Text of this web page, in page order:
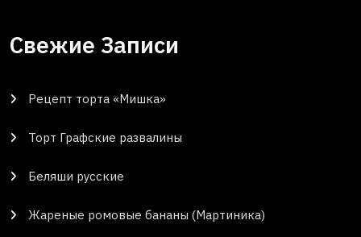
Свежие Записи
Рецепт торта «Мишка»
Торт Графские развалины
Беляши русские
Жареные ромовые бананы (Мартиника)